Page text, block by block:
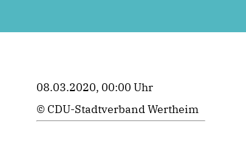
08.03.2020, 00:00 Uhr
© CDU-Stadtverband Wertheim